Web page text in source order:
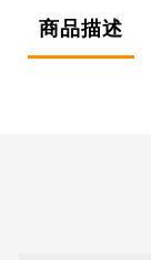
商品描述